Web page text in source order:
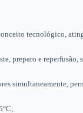
tecnológico,
preparo e
simultaneamente,